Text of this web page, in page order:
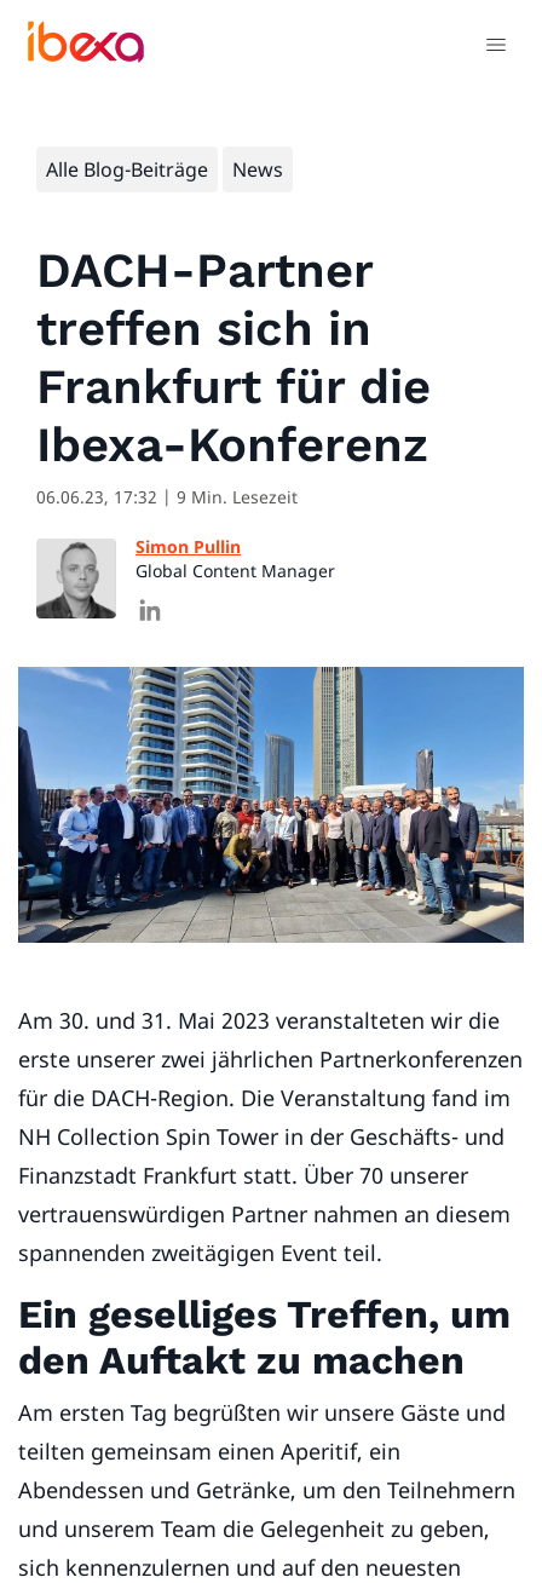
Alle Blog-Beiträge News
DACH-Partner
treffen sich in
Frankfurt für die
Ibexa-Konferenz
06.06.23, 17:32 | 9 Min. Lesezeit
Simon Pullin
Global Content Manager
Am 30. und 31. Mai 2023 veranstalteten wir die
erste unserer zwei jährlichen Partnerkonferenzen
für die DACH-Region. Die Veranstaltung fand im
NH Collection Spin Tower in der Geschäfts- und
Finanzstadt Frankfurt statt. Über 70 unserer
vertrauenswürdigen Partner nahmen an diesem
spannenden zweitägigen Event teil.
Ein geselliges Treffen, um
den Auftakt zu machen
Am ersten Tag begrüßten wir unsere Gäste und
teilten gemeinsam einen Aperitif, ein
Abendessen und Getränke, um den Teilnehmern
und unserem Team die Gelegenheit zu geben,
sich kennenzulernen und auf den neuesten